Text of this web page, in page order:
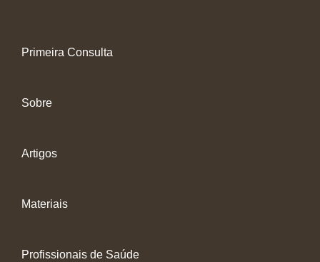
Primeira Consulta
Sobre
Artigos
Materiais
Profissionais de Saúde